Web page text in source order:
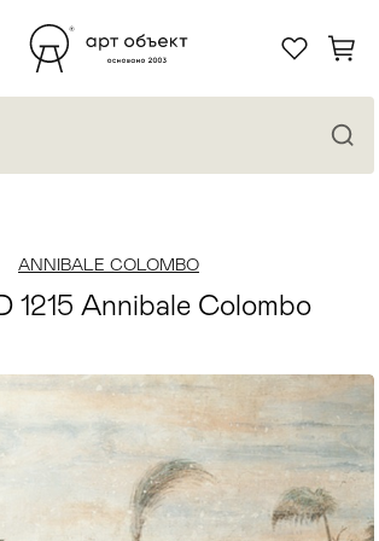
ANNIBALE COLOMBO
1215 Annibale Colombo